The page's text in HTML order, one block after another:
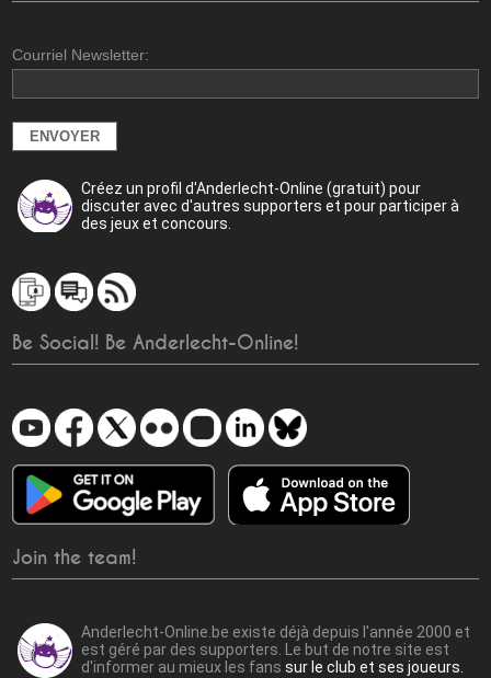
Courriel Newsletter:
Créez un profil d'Anderlecht-Online (gratuit) pour
discuter avec d'autres supporters et pour participer à
des jeux et concours.
Be Social! Be Anderlecht-Online!
Join the team!
Anderlecht-Online.be existe déjà depuis l'année 2000 et
est géré par des supporters. Le but de notre site est
d'informer au mieux les fanssur le club et ses joueurs.